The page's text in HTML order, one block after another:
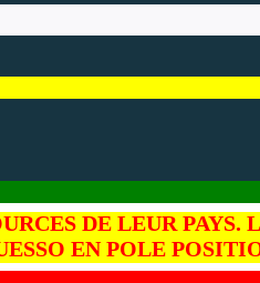
DE LEUR PAYS.
EN POLE